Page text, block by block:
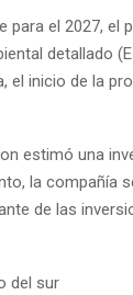
el 2027, el
detallado
el inicio de la
estimó una
la compañía
de las
del sur